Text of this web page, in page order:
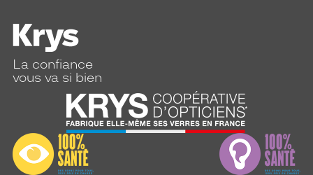
La confiance
vous va si bien